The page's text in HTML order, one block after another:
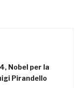
Nobel per la
Pirandello